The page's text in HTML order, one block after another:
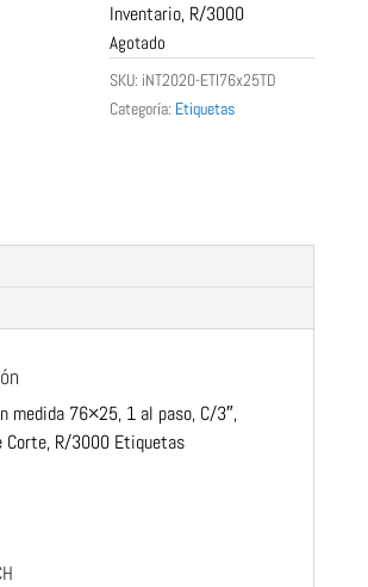
Inventario, R/3000
Agotado
SKU: iNT2020-ETI76x25TD
Categoría: Etiquetas
medida 76×25, 1 al paso, C/3″,
Corte, R/3000 Etiquetas